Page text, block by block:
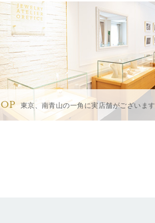
東京、南青山の一角に実店舗がございます